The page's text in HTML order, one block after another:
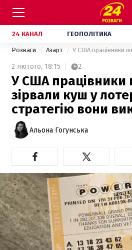
24 КАНАЛ ГЕОПОЛІТИКА
Розваги Азарт
2 лютого, 18:15 2
У США працівники
зірвали куш у
стратегію вони
Альона Гогунська